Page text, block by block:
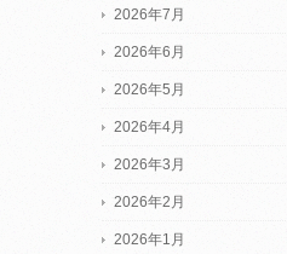
2026年7月
2026年6月
2026年5月
2026年4月
2026年3月
2026年2月
2026年1月